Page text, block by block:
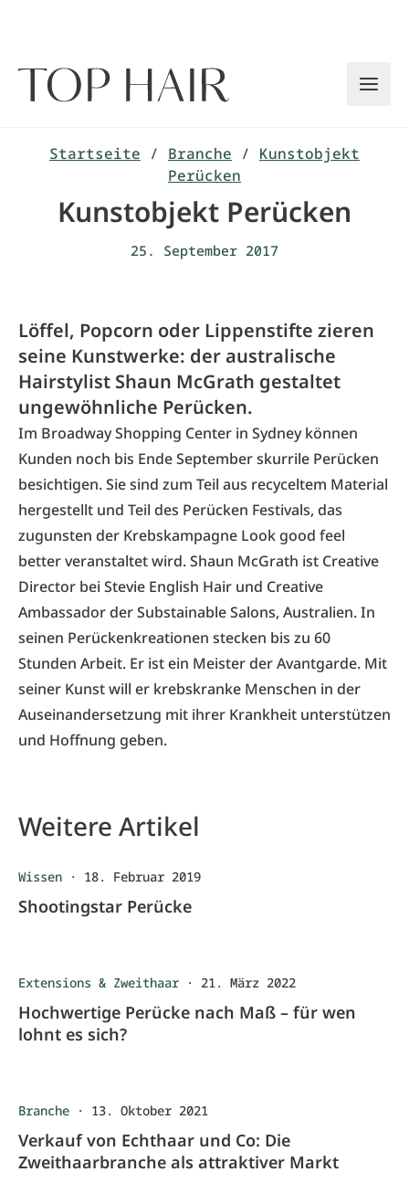
Startseite / Branche / Kunstobjekt
Perücken
Kunstobjekt Perücken
25. September 2017
Löffel, Popcorn oder Lippenstifte zieren
seine Kunstwerke: der australische
Hairstylist Shaun McGrath gestaltet
ungewöhnliche Perücken.
Im Broadway Shopping Center in Sydney können
Kunden noch bis Ende September skurrile Perücken
besichtigen. Sie sind zum Teil aus recyceltem Material
hergestellt und Teil des Perücken Festivals, das
zugunsten der Krebskampagne Look good feel
better veranstaltet wird.Shaun McGrath ist Creative
Director bei Stevie English Hair und Creative
Ambassador derSubstainable Salons, Australien. In
seinen Perückenkreationen stecken bis zu 60
Stunden Arbeit. Er ist ein Meister der Avantgarde. Mit
seiner Kunst will er krebskranke Menschen in der
Auseinandersetzung mit ihrer Krankheit unterstützen
und Hoffnung geben.
Weitere Artikel
Wissen · 18. Februar 2019
Shootingstar Perücke
Extensions & Zweithaar · 21. März 2022
Hochwertige Perücke nach Maß – für wen
lohnt es sich?
Branche · 13. Oktober 2021
Verkauf von Echthaar und Co: Die
Zweithaarbranche als attraktiver Markt